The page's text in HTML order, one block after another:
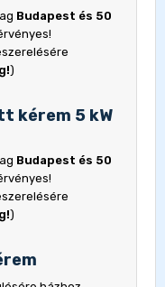
Budapest és 50
)
kérem 5 kW
Budapest és 50
)